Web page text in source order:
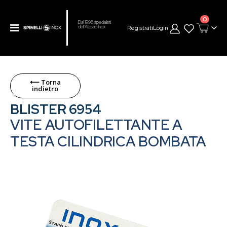
Toggle
Dal 1996 specialisti
dell’Acciaio Inox RegistratiLogin
Cart
0
Skip
to
the
end
of
the
⟵ Torna
indietro
VITE AUTOFILETTANTE A
TESTA CILINDRICA BOMBATA
BLISTER 6954